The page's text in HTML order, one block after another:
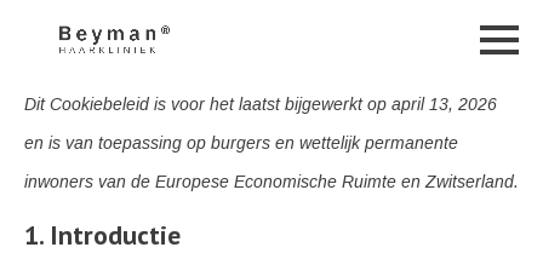
Dit Cookiebeleid is voor het laatst bijgewerkt op april 13, 2026
en is van toepassing op burgers en wettelijk permanente
inwoners van de Europese Economische Ruimte en Zwitserland.
1. Introductie